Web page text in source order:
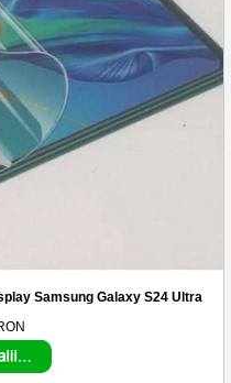
Samsung Galaxy S24 Ultra